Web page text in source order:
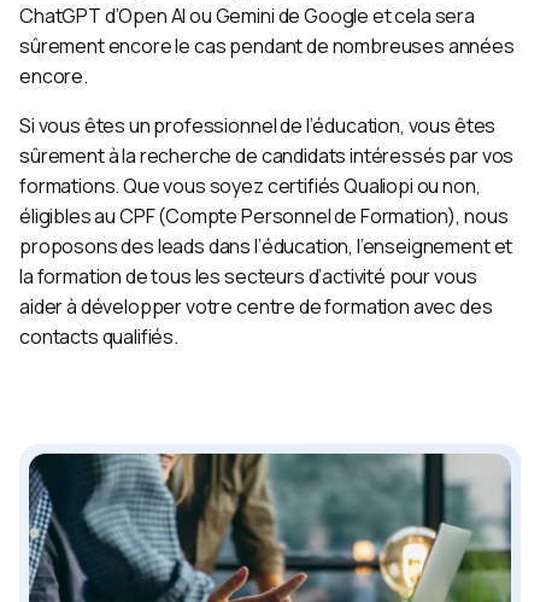
ChatGPT d’Open AI ou Gemini de Google et cela sera
sûrement encore le cas pendant de nombreuses années
encore.
Si vous êtes un professionnel de l’éducation, vous êtes
sûrement à la recherche de candidats intéressés par vos
formations. Que vous soyez certifiés Qualiopi ou non,
éligibles au CPF (Compte Personnel de Formation), nous
proposons des leads dans l’éducation, l’enseignement et
la formation de tous les secteurs d’activité pour vous
aider à développer votre centre de formation avec des
contacts qualifiés.